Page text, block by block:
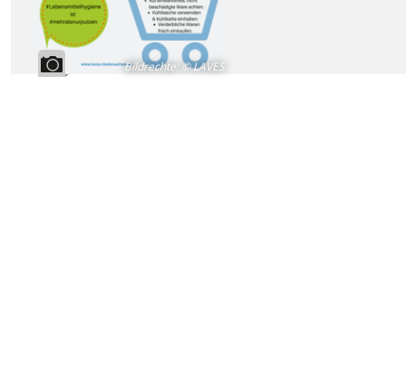
Bildrechte: © LAVES